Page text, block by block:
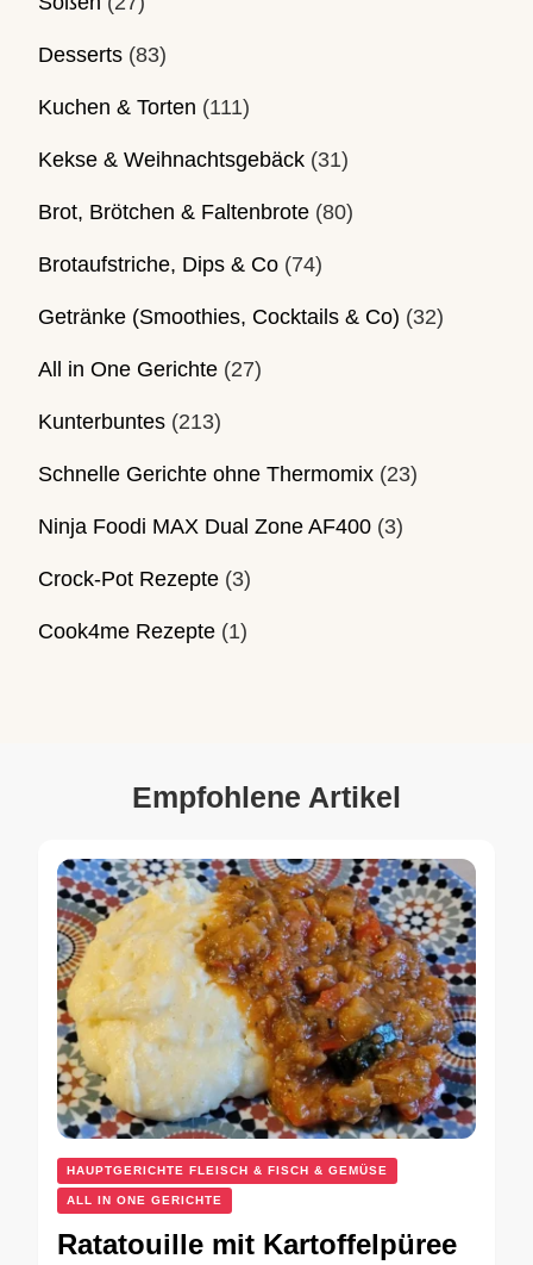
Desserts (83)
Kuchen & Torten (111)
Kekse & Weihnachtsgebäck (31)
Brot, Brötchen & Faltenbrote (80)
Brotaufstriche, Dips & Co (74)
Getränke (Smoothies, Cocktails & Co) (32)
All in One Gerichte (27)
Kunterbuntes (213)
Schnelle Gerichte ohne Thermomix (23)
Ninja Foodi MAX Dual Zone AF400 (3)
Crock-Pot Rezepte (3)
Cook4me Rezepte (1)
Empfohlene Artikel
HAUPTGERICHTE FLEISCH & FISCH & GEMÜSE
ALL IN ONE GERICHTE
Ratatouille mit Kartoffelpüree